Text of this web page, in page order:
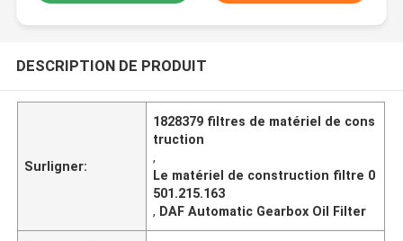
DESCRIPTION DE PRODUIT
Surligner:
1828379 filtres de matériel de cons
truction
,
Le matériel de construction filtre 0
501.215.163
, DAF Automatic Gearbox Oil Filter